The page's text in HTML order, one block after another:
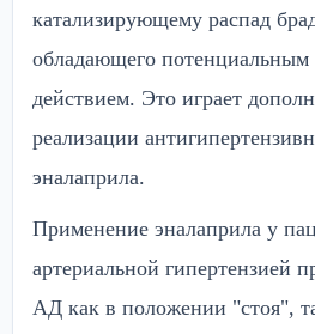
катализирующему распад
обладающего
действием. Это играет
реализации
эналаприла.
Применение эналаприла у
артериальной гипертензией
АД как в положении "стоя",